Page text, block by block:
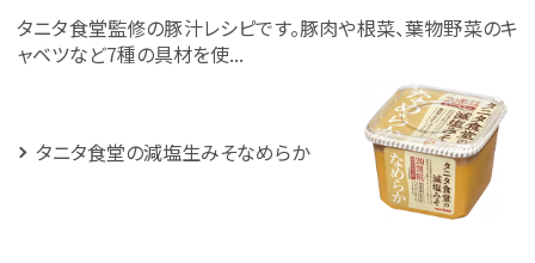
タニタ食堂監修の豚汁レシピです。豚肉や根菜、葉物野菜のキ
ャベツなど7種の具材を使...
タニタ食堂の減塩生みそなめらか